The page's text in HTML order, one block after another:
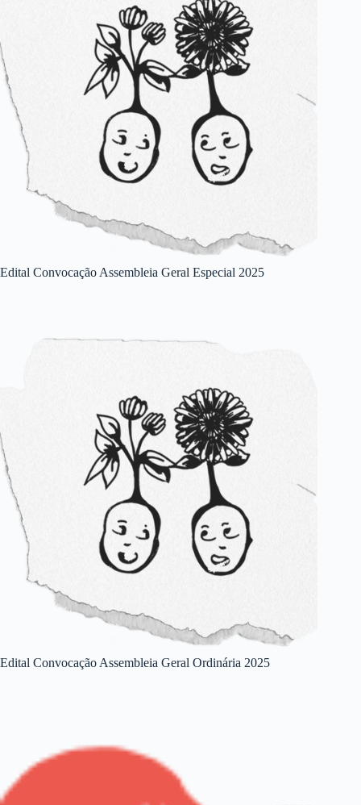
Edital Convocação Assembleia Geral Especial 2025
Edital Convocação Assembleia Geral Ordinária 2025
Palavras-chave
acervos digitais agroecologia
Agrotóxicos
aplicativos
assembleia geral
beiras d'água
chegadeagrotoxicos
cirandas.net
ciência da informação
cooperativismo
cooperativismo de plataforma
corais.org
dados abertos
drf-react-by-schema
economia solidária
edital
Educação
eleições
Eventos
Feiras Orgânicas
feminismo
moeda digital
Ocupações
Omeka
políticas públicas
Saiba Mais
saúde
software livre
sustentabilidade econômica
tecnologia livre
tecnologia social
territórios wordpress